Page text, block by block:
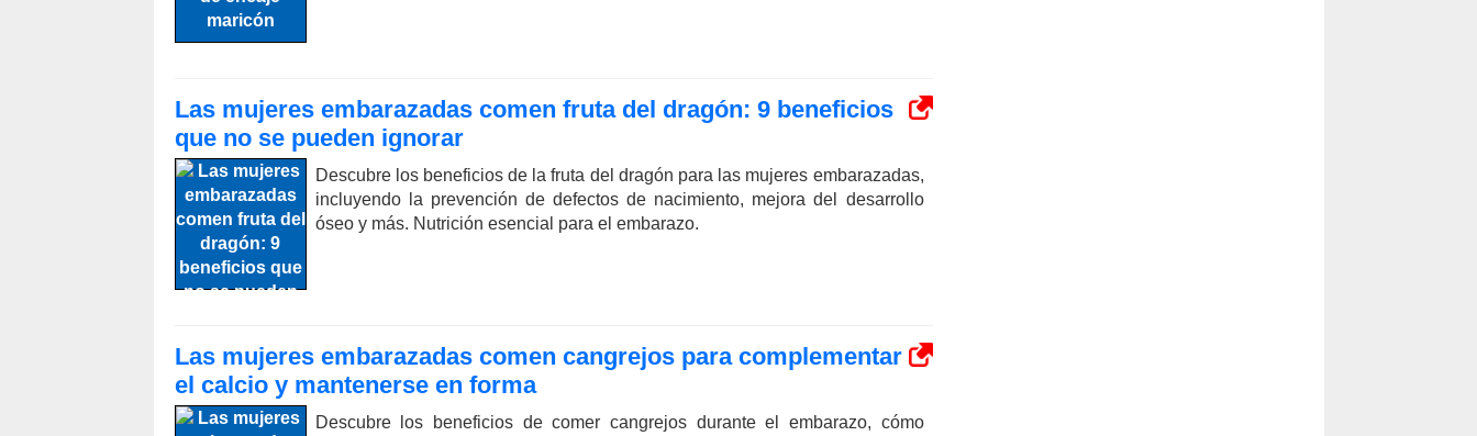
Las mujeres embarazadas comen fruta del dragón: 9 beneficios
que no se pueden ignorar
Descubre los beneficios de la fruta del dragón para las mujeres embarazadas,
incluyendo la prevención de defectos de nacimiento, mejora del desarrollo
óseo y más. Nutrición esencial para el embarazo.
Las mujeres embarazadas comen cangrejos para complementar
el calcio y mantenerse en forma
Descubre los beneficios de comer cangrejos durante el embarazo, cómo